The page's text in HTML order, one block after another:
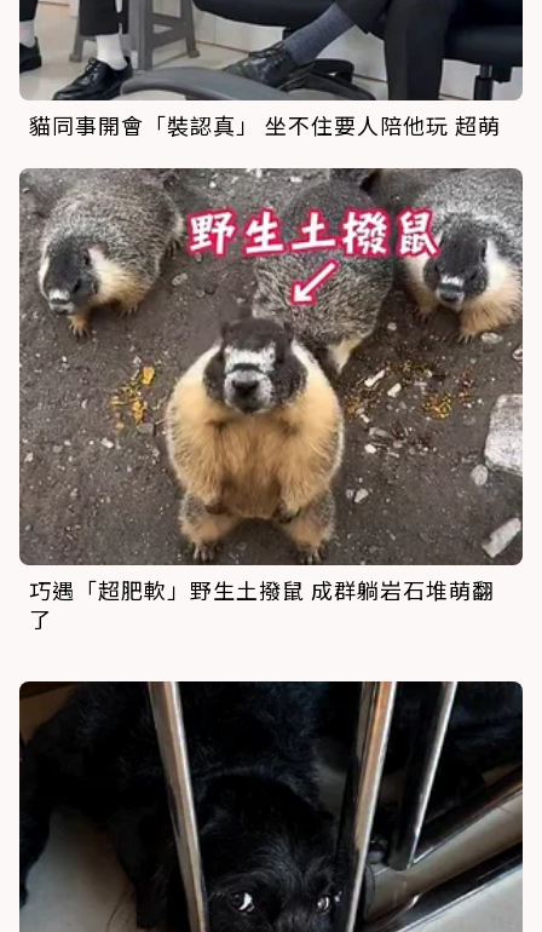
貓同事開會「裝認真」 坐不住要人陪他玩 超萌
巧遇「超肥軟」野生土撥鼠 成群躺岩石堆萌翻
了